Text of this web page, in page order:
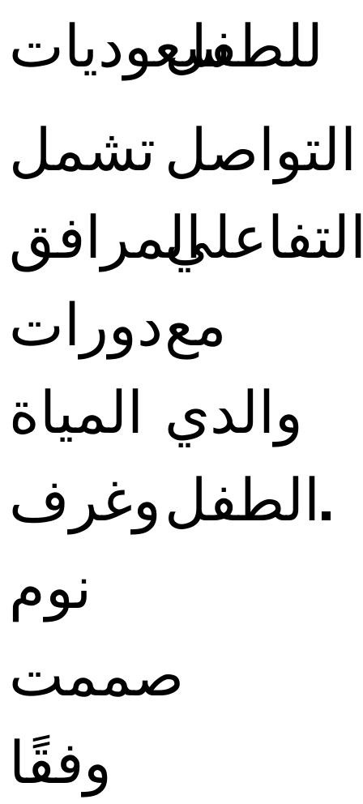
سعودياتللطفل
تشمل
المرافق
دورات
المياة
وغرف
نوم
صممت
وفقًا
التواصل
مع
والدي
الطفل.